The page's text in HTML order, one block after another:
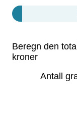
Beregn den
kroner
Antall